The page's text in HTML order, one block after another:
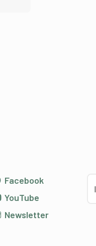
Facebook
YouTube
Newsletter